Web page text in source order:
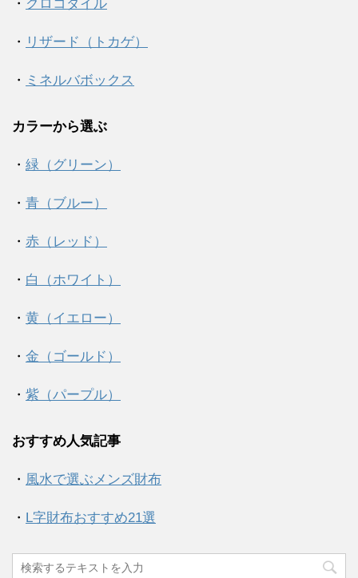
・ クロコダイル
・ リザード（トカゲ）
・ ミネルバボックス
カラーから選ぶ
・ 緑（グリーン）
・ 青（ブルー）
・ 赤（レッド）
・ 白（ホワイト）
・ 黄（イエロー）
・ 金（ゴールド）
・ 紫（パープル）
おすすめ人気記事
・ 風水で選ぶメンズ財布
・ L字財布おすすめ21選